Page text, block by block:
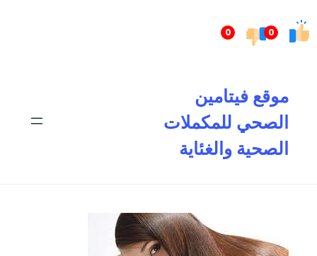
0
0إلى
موقع فيتامين
الصحي للمكملات
الصحية والغئاية